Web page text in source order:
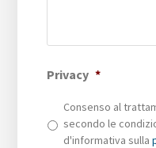
Privacy *
Consenso al
secondo le
d'informativa sulla